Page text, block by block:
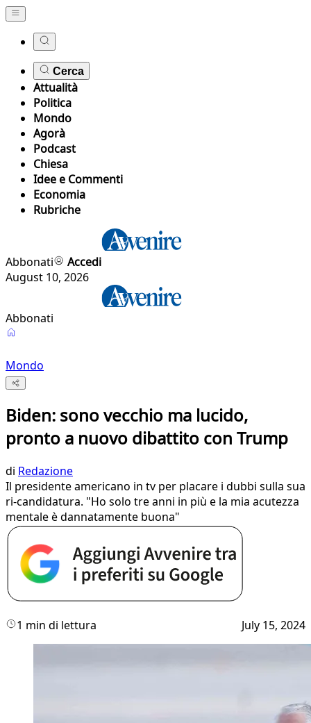
Cerca
Attualità
Politica
Mondo
Agorà
Podcast
Chiesa
Idee e Commenti
Economia
Rubriche
Abbonati
Accedi
August 10, 2026
Abbonati
Mondo
Biden: sono vecchio ma lucido,
pronto a nuovo dibattito con Trump
di Redazione
Il presidente americano in tv per placare i dubbi sulla sua
ri-candidatura. "Ho solo tre anni in più e la mia acutezza
mentale è dannatamente buona"
1 min di lettura July 15, 2024